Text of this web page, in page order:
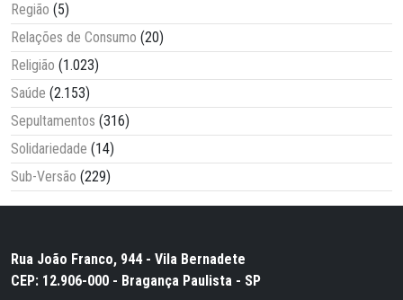
Região (5)
Relações de Consumo (20)
Religião (1.023)
Saúde (2.153)
Sepultamentos (316)
Solidariedade (14)
Sub-Versão (229)
Rua João Franco, 944 - Vila Bernadete
CEP: 12.906-000 - Bragança Paulista - SP